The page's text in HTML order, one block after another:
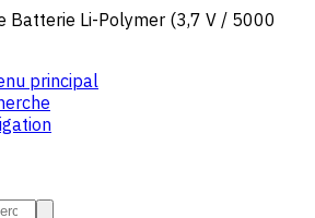
Batterie Li-Polymer (3,7 V / 5000
principal